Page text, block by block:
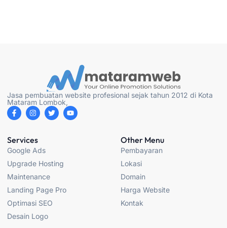
Jasa pembuatan website profesional sejak tahun 2012 di Kota
Mataram Lombok,
F
a
c
b
o
o
-
I
n
s
a
g
r
m
T
w
i
Y
o
u
Services
Google Ads
Upgrade Hosting
Maintenance
Landing Page Pro
Optimasi SEO
Desain Logo
Other Menu
Pembayaran
Lokasi
Domain
Harga Website
Kontak